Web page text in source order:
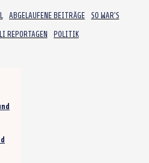
ABGELAUFENE BEITRÄGE SO WAR'S
REPORTAGEN POLITIK